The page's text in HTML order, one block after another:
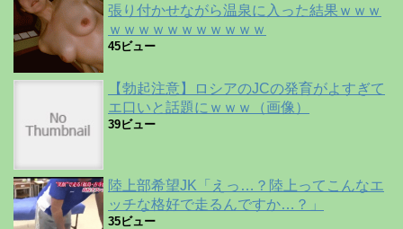
張り付かせながら温泉に入った結果ｗｗｗ
ｗｗｗｗｗｗｗｗｗｗｗ
45ビュー
【勃起注意】ロシアのJCの発育がよすぎて
エ口いと話題にｗｗｗ（画像）
39ビュー
陸上部希望JK「えっ…？陸上ってこんなエ
ッチな格好で走るんですか…？」
35ビュー